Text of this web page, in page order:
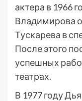
актера в 1966
Владимирова
Тускарева в
После этого
успешных
театрах.
В 1977 году